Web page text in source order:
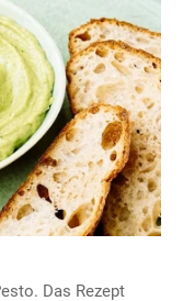
Das Rezept